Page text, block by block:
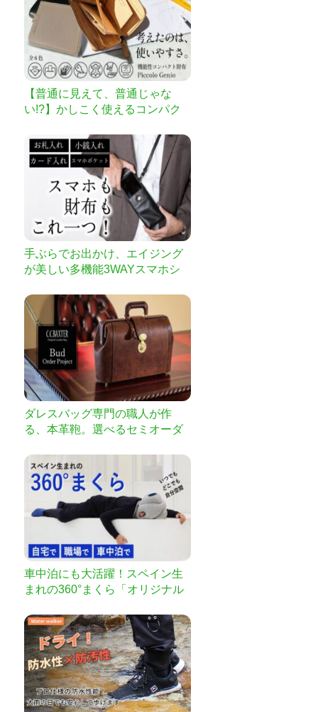
【普通に見えて、普通じゃな
い!?】かしこく使えるコンパク
手ぶらでお出かけ、エイジング
が美しい多機能3WAYスマホシ
ダレスバッグ専門の職人が作
る、本革鞄。選べるセミオーダ
車中泊にも大活躍！スペイン生
まれの360°まくら「オリジナル